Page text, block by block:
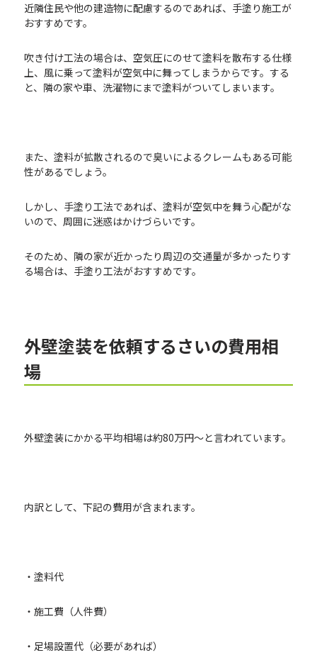
近隣住民や他の建造物に配慮するのであれば、手塗り施工が
おすすめです。
吹き付け工法の場合は、空気圧にのせて塗料を散布する仕様
上、風に乗って塗料が空気中に舞ってしまうからです。する
と、隣の家や車、洗濯物にまで塗料がついてしまいます。
また、塗料が拡散されるので臭いによるクレームもある可能
性があるでしょう。
しかし、手塗り工法であれば、塗料が空気中を舞う心配がな
いので、周囲に迷惑はかけづらいです。
そのため、隣の家が近かったり周辺の交通量が多かったりす
る場合は、手塗り工法がおすすめです。
外壁塗装を依頼するさいの費用相
場
外壁塗装にかかる平均相場は約80万円〜と言われています。
内訳として、下記の費用が含まれます。
・塗料代
・施工費（人件費）
・足場設置代（必要があれば）